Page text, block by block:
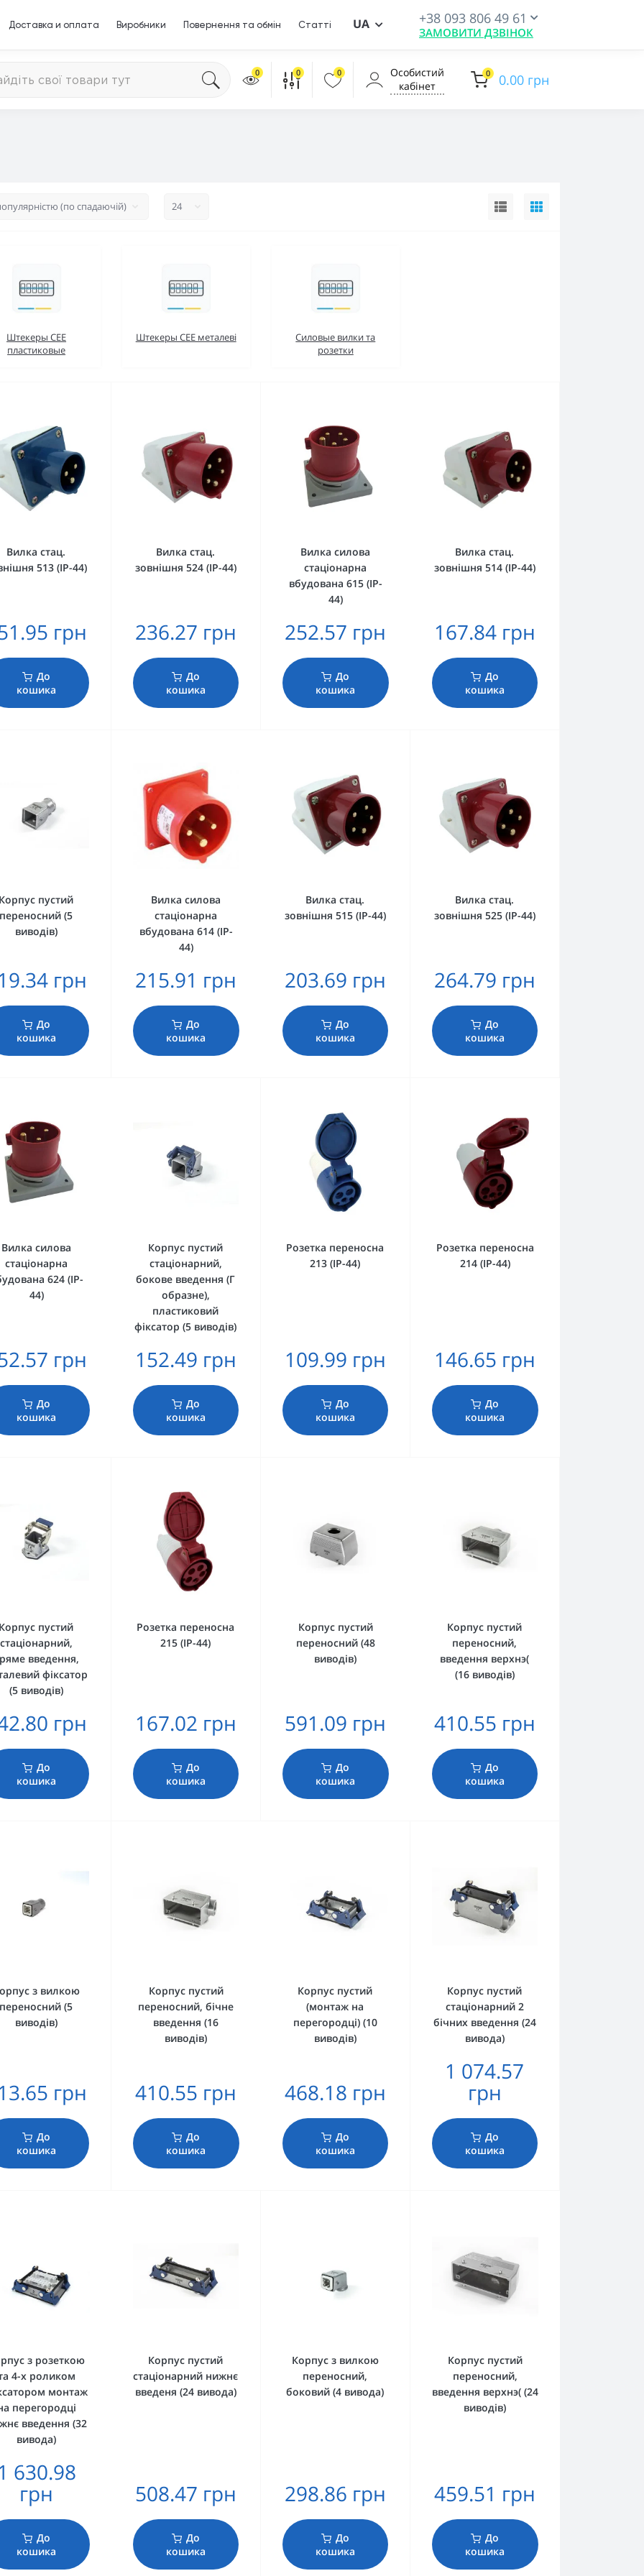
Доставка и оплата Виробники Повернення та обмін Статті UA +38 093 806 49 61
ЗАМОВИТИ ДЗВІНОК
0 0 0
Особистий
кабінет
0 0.00 грн
Штекеры CEE
пластиковые
Штекеры CEE металеві
Силовые вилки та
розетки
Вилка стац.
513 (IP-44)
грн
До
кошика
Вилка стац.
зовнішня 524 (IP-44)
236.27 грн
До
кошика
Вилка силова
стаціонарна
вбудована 615 (IP-
44)
252.57 грн
До
кошика
Вилка стац.
зовнішня 514 (IP-44)
167.84 грн
До
кошика
пустий
переносний (5
виводів)
грн
До
кошика
Вилка силова
стаціонарна
вбудована 614 (IP-
44)
215.91 грн
До
кошика
Вилка стац.
зовнішня 515 (IP-44)
203.69 грн
До
кошика
Вилка стац.
зовнішня 525 (IP-44)
264.79 грн
До
кошика
Вилка силова
стаціонарна
624 (IP-
44)
грн
До
кошика
Корпус пустий
стаціонарний,
бокове введення (Г
образне),
пластиковий
фіксатор (5 виводів)
152.49 грн
До
кошика
Розетка переносна
213 (IP-44)
109.99 грн
До
кошика
Розетка переносна
214 (IP-44)
146.65 грн
До
кошика
пустий
стаціонарний,
введення,
фіксатор
(5 виводів)
грн
До
кошика
Розетка переносна
215 (IP-44)
167.02 грн
До
кошика
Корпус пустий
переносний (48
виводів)
591.09 грн
До
кошика
Корпус пустий
переносний,
введення верхнэ(
(16 виводів)
410.55 грн
До
кошика
з вилкою
переносний (5
виводів)
грн
До
кошика
Корпус пустий
переносний, бічне
введення (16
виводів)
410.55 грн
До
кошика
Корпус пустий
(монтаж на
перегородці) (10
виводів)
468.18 грн
До
кошика
Корпус пустий
стаціонарний 2
бічних введення (24
вивода)
1 074.57
грн
До
кошика
з розеткою
4-х роликом
монтаж
перегородці
введення (32
вивода)
630.98
грн
До
кошика
Корпус пустий
стаціонарний нижнє
введеня (24 вивода)
508.47 грн
До
кошика
Корпус з вилкою
переносний,
боковий (4 вивода)
298.86 грн
До
кошика
Корпус пустий
переносний,
введення верхнэ( (24
виводів)
459.51 грн
До
кошика